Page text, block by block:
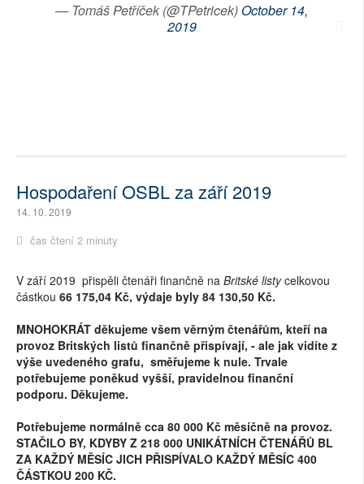
— Tomáš Petříček (@TPetricek)October 14,
2019
Hospodaření OSBL za září 2019
14. 10. 2019
čas čtení 2 minuty
V září 2019 přispěli čtenáři finančně na Britské listycelkovou
částkou 66 175,04 Kč, výdaje byly 84 130,50 Kč.
MNOHOKRÁT děkujeme všem věrným čtenářům, kteří na
provoz Britských listů finančně přispívají, - ale jak vidíte z
výše uvedeného grafu, směřujeme k nule. Trvale
potřebujeme poněkud vyšší, pravidelnou finanční
podporu. Děkujeme.
Potřebujeme normálně cca 80 000 Kč měsíčně na provoz.
STAČILO BY, KDYBY Z 218 000 UNIKÁTNÍCH ČTENÁŘŮ BL
ZA KAŽDÝ MĚSÍC JICH PŘISPÍVALO KAŽDÝ MĚSÍC 400
ČÁSTKOU 200 KČ.